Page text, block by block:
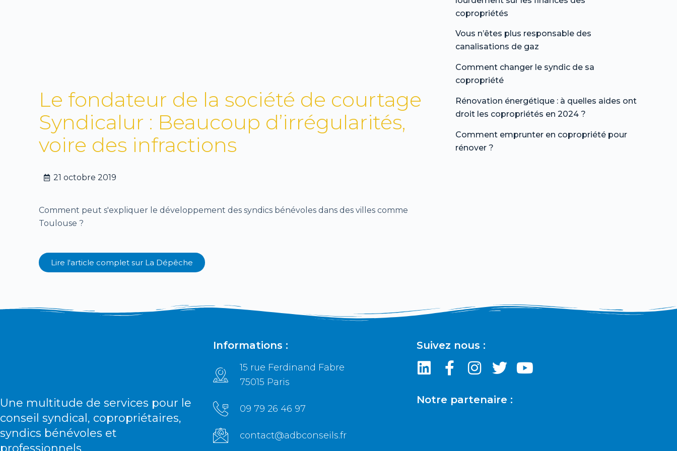
Le fondateur de la société de courtage
Syndicalur : Beaucoup d’irrégularités,
voire des infractions
21 octobre 2019
Comment peut s'expliquer le développement des syndics bénévoles dans des villes comme
Toulouse ?
Lire l'article complet sur La Dépêche
copropriétés
Vous n’êtes plus responsable des
canalisations de gaz
Comment changer le syndic de sa
copropriété
Rénovation énergétique : à quelles aides ont
droit les copropriétés en 2024 ?
Comment emprunter en copropriété pour
rénover ?
Une multitude de services pour le
conseil syndical, copropriétaires,
syndics bénévoles et
professionnels
Informations :
15 rue Ferdinand Fabre
75015 Paris
09 79 26 46 97
contact@adbconseils.fr
Suivez nous :
Notre partenaire :